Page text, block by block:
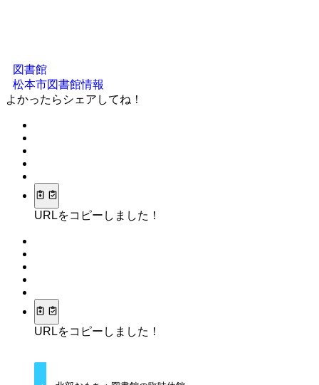
図書館
松本市図書館情報
よかったらシェアしてね！
URLをコピーしました！
URLをコピーしました！